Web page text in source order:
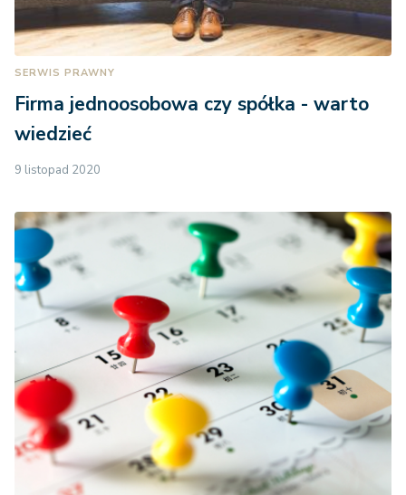
SERWIS PRAWNY
Firma jednoosobowa czy spółka - warto
wiedzieć
9 listopad 2020